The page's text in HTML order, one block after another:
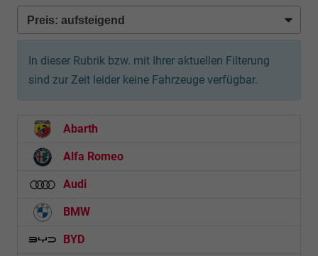
In dieser Rubrik bzw. mit Ihrer aktuellen Filterung
sind zur Zeit leider keine Fahrzeuge verfügbar.
Abarth
Alfa Romeo
Audi
BMW
BYD